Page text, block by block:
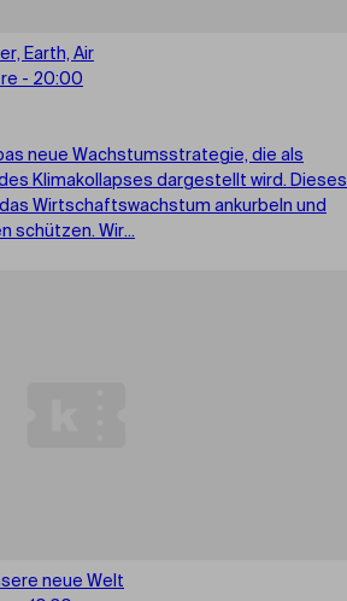
Earth, Air
- 20:00
neue Wachstumsstrategie, die als
Klimakollapses dargestellt wird. Dieses
Wirtschaftswachstum ankurbeln und
schützen. Wir...
neue Welt